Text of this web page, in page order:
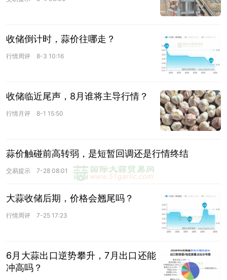
收储倒计时，蒜价往哪走？
行情周评 8-3 10:16
收储临近尾声，8月谁将主导行情？
行情月评 8-1 15:50
蒜价触碰前高转弱，是短暂回调还是行情终结
交易提示 7-28 08:01
大蒜收储后期，价格会翘尾吗？
行情周评 7-25 17:23
6月大蒜出口逆势攀升，7月出口还能
冲高吗？